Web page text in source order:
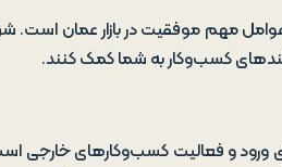
مهم موفقیت در بازار عمان است.
کسب‌وکار به شما کمک کنند.
ورود و فعالیت کسب‌وکارهای خارجی